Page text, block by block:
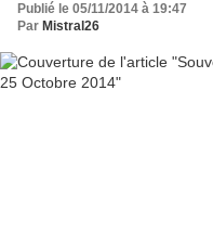
Publié le 05/11/2014 à 19:47
Par Mistral26